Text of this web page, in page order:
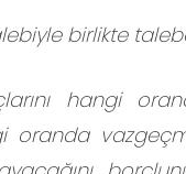
birlikte
hangi
oranda